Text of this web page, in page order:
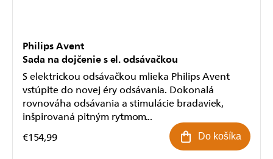
Philips Avent
Sada na dojčenie s el. odsávačkou
€154,99 Do košíka
S elektrickou odsávačkou mlieka Philips Avent
vstúpite do novej éry odsávania. Dokonalá
rovnováha odsávania a stimulácie bradaviek,
inšpirovaná pitným rytmom...